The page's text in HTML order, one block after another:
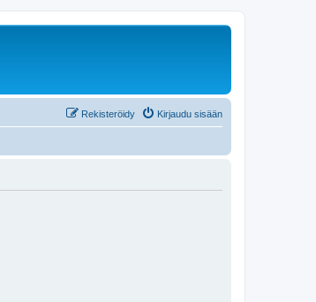
Kirjaudu sisään
Rekisteröidy